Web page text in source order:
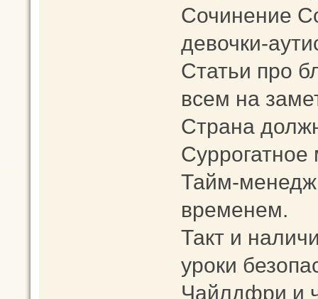
Сочинение
девочки-
Статьи про
всем на
Страна
Суррогатное
Тайм-
временем.
Такт и
уроки
Чайлдфри и